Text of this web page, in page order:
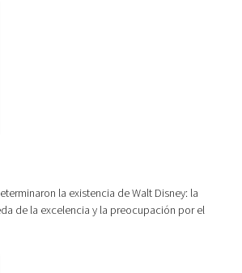
la existencia de Walt Disney: la
de la excelencia y la preocupación por el